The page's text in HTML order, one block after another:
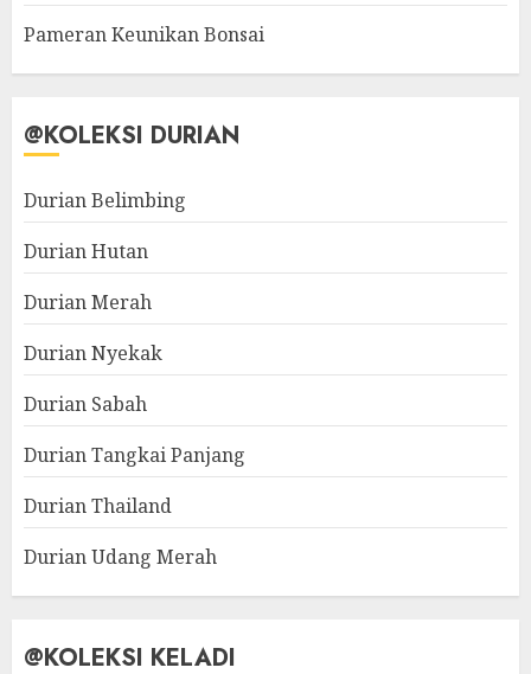
Pameran Keunikan Bonsai
@KOLEKSI DURIAN
Durian Belimbing
Durian Hutan
Durian Merah
Durian Nyekak
Durian Sabah
Durian Tangkai Panjang
Durian Thailand
Durian Udang Merah
@KOLEKSI KELADI